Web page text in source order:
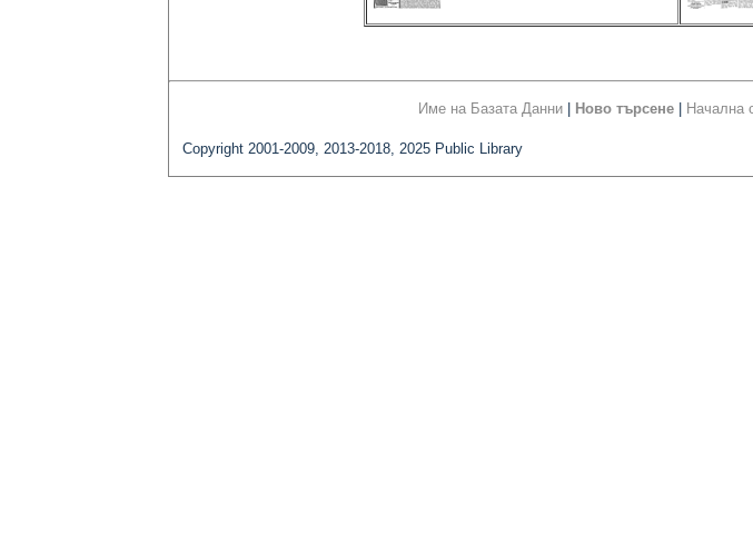
Име на Базата Данни Ново търсене Начална
Copyright 2001-2009, 2013-2018, 2025 Public Library